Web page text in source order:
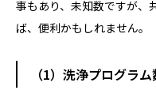
事もあり、未知数ですが、
ば、便利かもしれません。
（1）洗浄プログラ